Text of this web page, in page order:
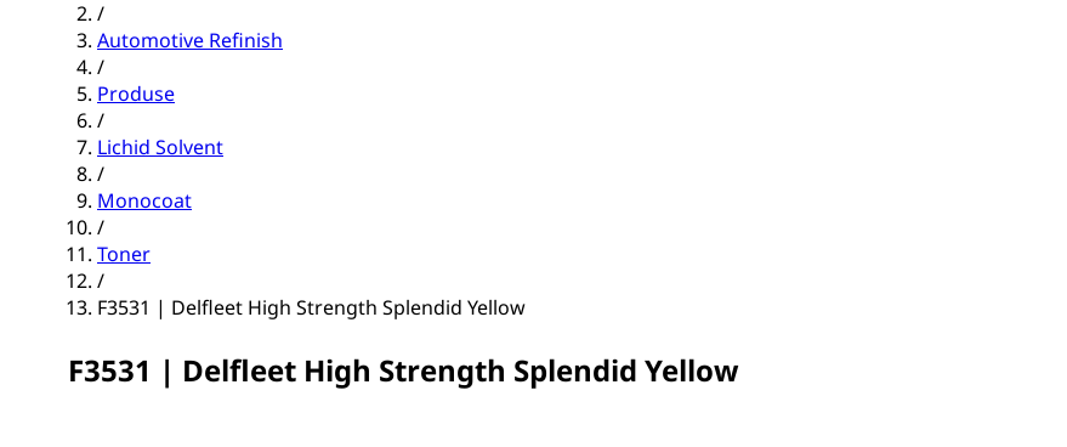
/
Automotive Refinish
/
Produse
/
Lichid Solvent
/
Monocoat
/
Toner
/
F3531 | Delfleet High Strength Splendid Yellow
F3531 | Delfleet High Strength Splendid Yellow